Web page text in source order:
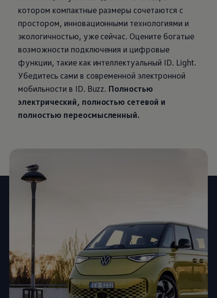
котором компактные размеры сочетаются с
простором, инновационными технологиями и
экологичностью, уже сейчас. Оцените богатые
возможности подключения и цифровые
функции, такие как интеллектуальный ID. Light.
Убедитесь сами в современной электронной
мобильности в ID. Buzz. Полностью
электрический, полностью сетевой и
полностью переосмысленный.